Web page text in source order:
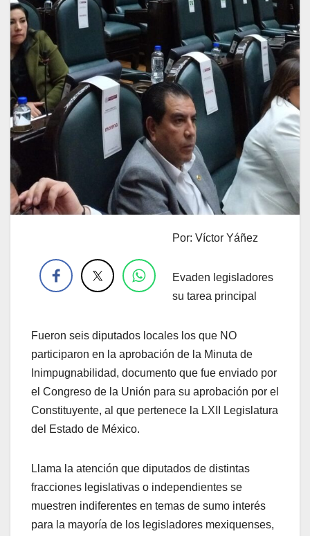
Por: Víctor Yáñez
Evaden legisladores
su tarea principal
Fueron seis diputados locales los que NO
participaron en la aprobación de la Minuta de
Inimpugnabilidad, documento que fue enviado por
el Congreso de la Unión para su aprobación por el
Constituyente, al que pertenece la LXII Legislatura
del Estado de México.
Llama la atención que diputados de distintas
fracciones legislativas o independientes se
muestren indiferentes en temas de sumo interés
para la mayoría de los legisladores mexiquenses,